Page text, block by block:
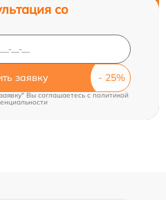
со
заявку
Вы соглашаетесь cполитикой